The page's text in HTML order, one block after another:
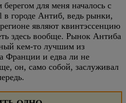
для меня началось с
в городе Антиб, ведь рынки,
являют квинтэссенцию
здесь вообще. Рынок Антиба
кем-то лучшим из
Франции и едва ли не
он, само собой, заслуживал